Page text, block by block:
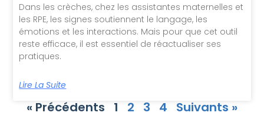
Dans les crèches, chez les assistantes maternelles et
les RPE, les signes soutiennent le langage, les
émotions et les interactions. Mais pour que cet outil
reste efficace, il est essentiel de réactualiser ses
pratiques.
Lire La Suite
« Précédents 1 2 3 4 Suivants »